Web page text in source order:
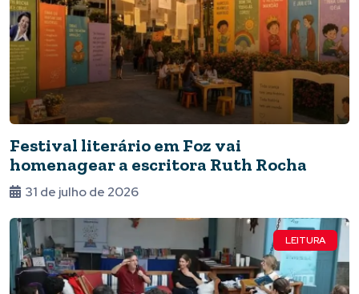
Festival literário em Foz vai
homenagear a escritora Ruth Rocha
31 de julho de 2026
LEITURA